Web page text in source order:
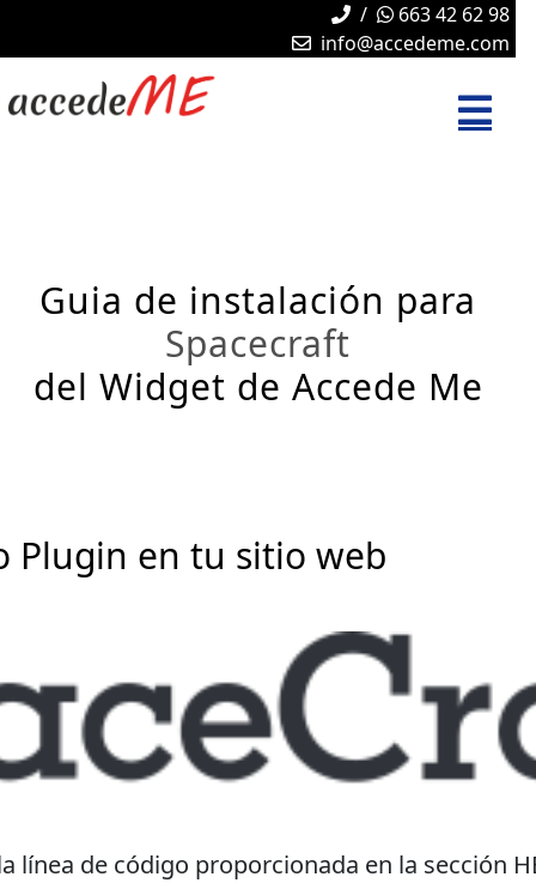
/
663 42 62 98
info@accedeme.com
Guia de instalación para
Spacecraft
del Widget de Accede Me
Plugin en tu sitio web
línea de código proporcionada en la sección